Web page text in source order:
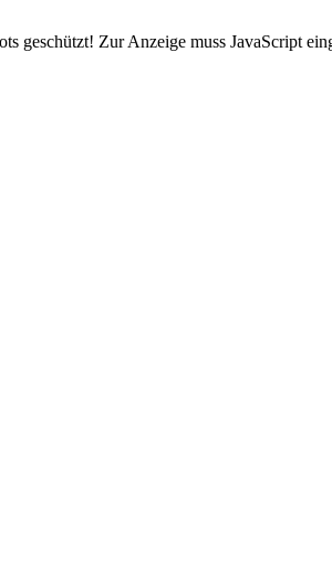
geschützt! Zur Anzeige muss JavaScript